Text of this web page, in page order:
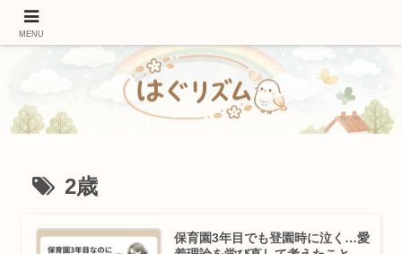
2歳
保育園3年目でも登園時に泣く…愛
MENU